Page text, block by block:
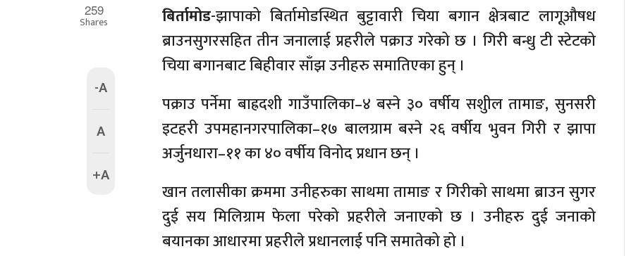
259
Shares
-A
A
+A
बिर्तामोड-झापाको बिर्तामोडस्थित बुट्टावारी चिया बगान क्षेत्रबाट लागूऔषध
ब्राउनसुगरसहित तीन जनालाई प्रहरीले पक्राउ गरेको छ । गिरी बन्धु टी स्टेटको
चिया बगानबाट बिहीवार साँझ उनीहरु समातिएका हुन् ।
पक्राउ पर्नेमा बाह्रदशी गाउँपालिका–४ बस्ने ३० वर्षीय सशुील तामाङ, सुनसरी
इटहरी उपमहानगरपालिका–१७ बालग्राम बस्ने २६ वर्षीय भुवन गिरी र झापा
अर्जुनधारा–११ का ४० वर्षीय विनोद प्रधान छन् ।
खान तलासीका क्रममा उनीहरुका साथमा तामाङ र गिरीको साथमा ब्राउन सुगर
दुई सय मिलिग्राम फेला परेको प्रहरीले जनाएको छ । उनीहरु दुई जनाको
बयानका आधारमा प्रहरीले प्रधानलाई पनि समातेको हो ।